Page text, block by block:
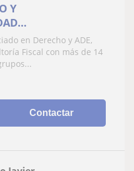
Y
FISCAL
en Derecho y ADE,
Fiscal con más de 14
Contactar